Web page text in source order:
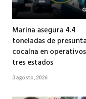
Marina asegura 4.4
toneladas de presunta
cocaína en
tres estados
3 agosto, 2026